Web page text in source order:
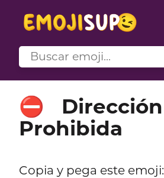
⛔
Dirección
Prohibida
Copia y pega este emoji: